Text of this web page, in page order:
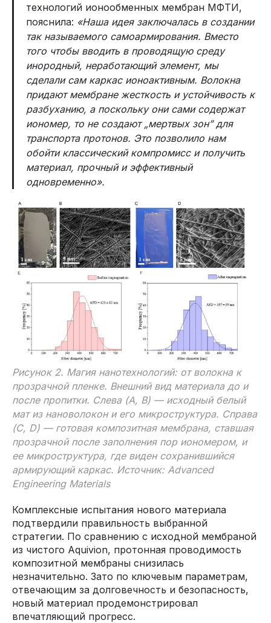
технологий ионообменных мембран МФТИ,
пояснила: «Наша идея заключалась в создании
так называемого самоармирования. Вместо
того чтобы вводить в проводящую среду
инородный, неработающий элемент, мы
сделали сам каркас ионоактивным. Волокна
придают мембране жесткость и устойчивость к
разбуханию, а поскольку они сами содержат
иономер, то не создают „мертвых зон” для
транспорта протонов. Это позволило нам
обойти классический компромисс и получить
материал, прочный и эффективный
одновременно».
Рисунок 2. Магия нанотехнологий: от волокна к
прозрачной пленке. Внешний вид материала до и
после пропитки. Слева (A, B) — исходный белый
мат из нановолокон и его микроструктура. Справа
(C, D) — готовая композитная мембрана, ставшая
прозрачной после заполнения пор иономером, и
ее микроструктура, где виден сохранившийся
армирующий каркас. Источник: Advanced
Engineering Materials
Комплексные испытания нового материала
подтвердили правильность выбранной
стратегии. По сравнению с исходной мембраной
из чистого Aquivion, протонная проводимость
композитной мембраны снизилась
незначительно. Зато по ключевым параметрам,
отвечающим за долговечность и безопасность,
новый материал продемонстрировал
впечатляющий прогресс.